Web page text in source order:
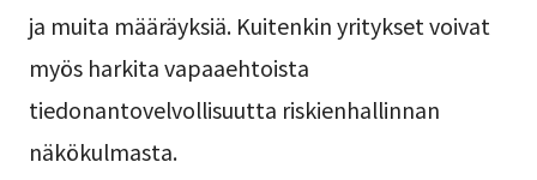
ja muita määräyksiä. Kuitenkin yritykset voivat
myös harkita vapaaehtoista
tiedonantovelvollisuutta riskienhallinnan
näkökulmasta.